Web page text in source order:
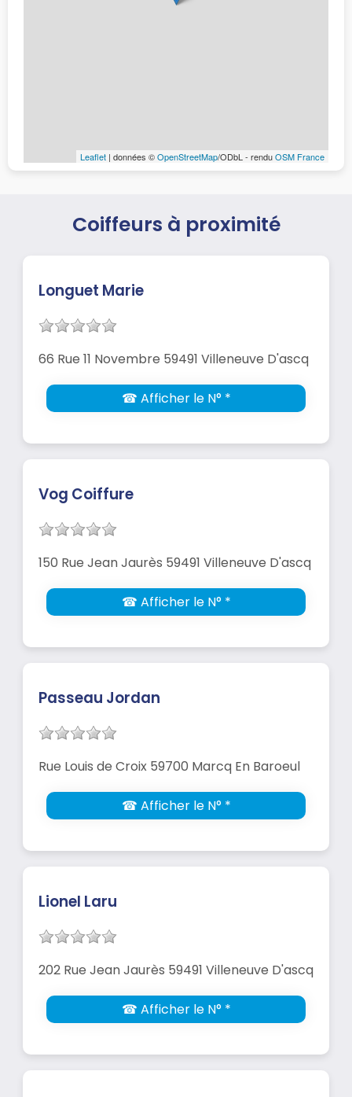
Leaflet | données ©OpenStreetMap/ODbL - renduOSM France
Coiffeurs à proximité
Longuet Marie
66 Rue 11 Novembre 59491 Villeneuve D'ascq
☎ Afficher le N° *
Vog Coiffure
150 Rue Jean Jaurès 59491 Villeneuve D'ascq
☎ Afficher le N° *
Passeau Jordan
Rue Louis de Croix 59700 Marcq En Baroeul
☎ Afficher le N° *
Lionel Laru
202 Rue Jean Jaurès 59491 Villeneuve D'ascq
☎ Afficher le N° *